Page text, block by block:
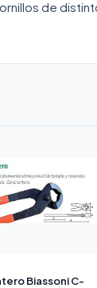
de
Biassoni C-